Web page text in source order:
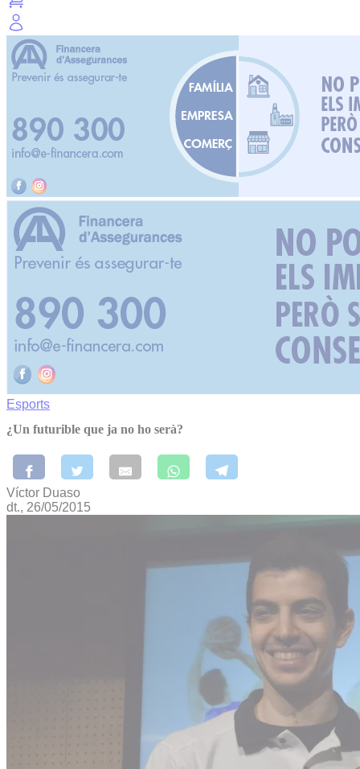
Esports
¿Un futurible que ja no ho serà?
Víctor Duaso
dt., 26/05/2015